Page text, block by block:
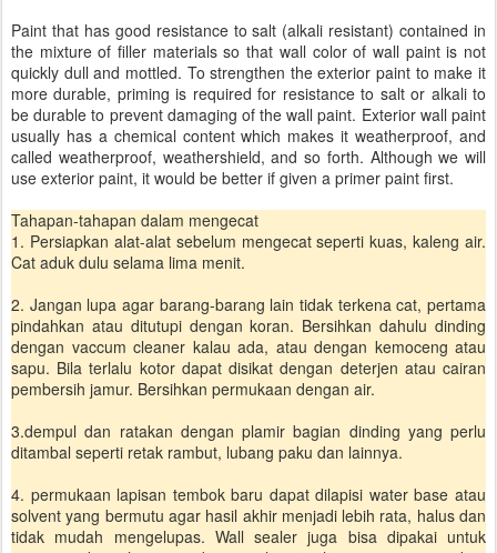
Paint that has good resistance to salt (alkali resistant) contained in
the mixture of filler materials so that wall color of wall paint is not
quickly dull and mottled. To strengthen the exterior paint to make it
more durable, priming is required for resistance to salt or alkali to
be durable to prevent damaging of the wall paint. Exterior wall paint
usually has a chemical content which makes it weatherproof, and
called weatherproof, weathershield, and so forth. Although we will
use exterior paint, it would be better if given a primer paint first.
Tahapan-tahapan dalam mengecat
1. Persiapkan alat-alat sebelum mengecat seperti kuas, kaleng air.
Cat aduk dulu selama lima menit.
2. Jangan lupa agar barang-barang lain tidak terkena cat, pertama
pindahkan atau ditutupi dengan koran. Bersihkan dahulu dinding
dengan vaccum cleaner kalau ada, atau dengan kemoceng atau
sapu. Bila terlalu kotor dapat disikat dengan deterjen atau cairan
pembersih jamur. Bersihkan permukaan dengan air.
3.dempul dan ratakan dengan plamir bagian dinding yang perlu
ditambal seperti retak rambut, lubang paku dan lainnya.
4. permukaan lapisan tembok baru dapat dilapisi water base atau
solvent yang bermutu agar hasil akhir menjadi lebih rata, halus dan
tidak mudah mengelupas. Wall sealer juga bisa dipakai untuk